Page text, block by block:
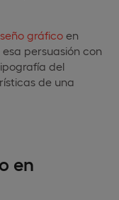
gráfico en
persuasión con
del
de una
en